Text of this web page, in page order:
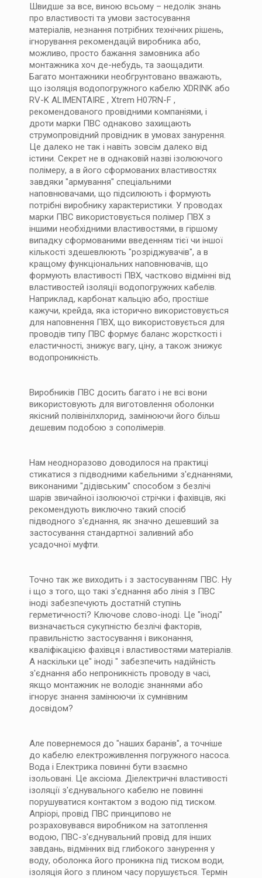
Швидше за все, виною всьому – недолік знань
про властивості та умови застосування
матеріалів, незнання потрібних технічних рішень,
ігнорування рекомендацій виробника або,
можливо, просто бажання замовника або
монтажника хоч де-небудь, та заощадити.
Багато монтажники необгрунтовано вважають,
що ізоляція водопогружного кабелю XDRINK або
RV-K ALIMENTAIRE , Xtrem H07RN-F ,
рекомендованого провідними компаніями, і
дроти марки ПВС однаково захищають
струмопровідний провідник в умовах занурення.
Це далеко не так і навіть зовсім далеко від
істини. Секрет не в однаковій назві ізолюючого
полімеру, а в його сформованих властивостях
завдяки "армування" спеціальними
наповнювачами, що підсилюють і формують
потрібні виробнику характеристики. У проводах
марки ПВС використовується полімер ПВХ з
іншими необхідними властивостями, в гіршому
випадку сформованими введенням тієї чи іншої
кількості здешевлюють "розріджувачів", а в
кращому функціональних наповнювачів, що
формують властивості ПВХ, частково відмінні від
властивостей ізоляції водопогружних кабелів.
Наприклад, карбонат кальцію або, простіше
кажучи, крейда, яка історично використовується
для наповнення ПВХ, що використовується для
проводів типу ПВС формує баланс жорсткості і
еластичності, знижує вагу, ціну, а також знижує
водопроникність.
Виробників ПВС досить багато і не всі вони
використовують для виготовлення оболонки
якісний полівінілхлорид, замінюючи його більш
дешевим подобою з сополімерів.
Нам неодноразово доводилося на практиці
стикатися з підводними кабельними з'єднаннями,
виконаними "дідівським" способом з безлічі
шарів звичайної ізолюючої стрічки і фахівців, які
рекомендують виключно такий спосіб
підводного з'єднання, як значно дешевший за
застосування стандартної заливний або
усадочної муфти.
Точно так же виходить і з застосуванням ПВС. Ну
і що з того, що такі з'єднання або лінія з ПВС
іноді забезпечують достатній ступінь
герметичності? Ключове слово-іноді. Це "іноді"
визначається сукупністю безлічі факторів,
правильністю застосування і виконання,
кваліфікацією фахівця і властивостями матеріалів.
А наскільки це" іноді " забезпечить надійність
з'єднання або непроникність проводу в часі,
якщо монтажник не володіє знаннями або
ігнорує знання замінюючи їх сумнівним
досвідом?
Але повернемося до "наших баранів", а точніше
до кабелю електроживлення погружного насоса.
Вода і Електрика повинні бути взаємно
ізольовані. Це аксіома. Діелектричні властивості
ізоляції з'єднувального кабелю не повинні
порушуватися контактом з водою під тиском.
Апріорі, провід ПВС принципово не
розраховувався виробником на затоплення
водою, ПВС-з'єднувальний провід для інших
завдань, відмінних від глибокого занурення у
воду, оболонка його проникна під тиском води,
ізоляція його з плином часу порушується. Термін